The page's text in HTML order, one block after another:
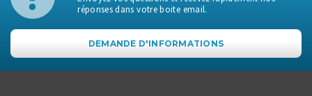
réponses dans votre boite email.
DEMANDE D'INFORMATIONS